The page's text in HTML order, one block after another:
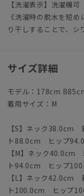
【洗濯表示】洗濯機可
《洗濯時の脱水を短
り干しすることで、シ
サイズ詳細
モデル：178cm
着用サイズ：M
【S】ネック
ト88.0cm ヒップ
【M】ネック
ト94.0cm ヒップ
【L】ネック
ト100.0cm ヒップ